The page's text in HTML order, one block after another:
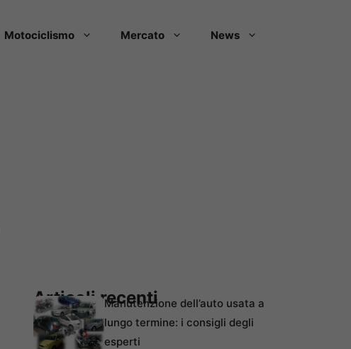
Motociclismo Mercato News
Articoli recentiManutenzione dell’auto usata a
lungo termine: i consigli degli
esperti